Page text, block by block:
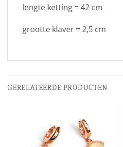
lengte ketting = 42 cm
grootte klaver = 2,5 cm
GERELATEERDE PRODUCTEN